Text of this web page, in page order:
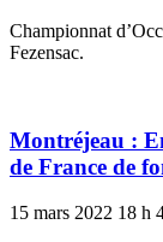
Championnat
Fezensac.
Montréjeau :
de France de
15 mars 2022 18 h